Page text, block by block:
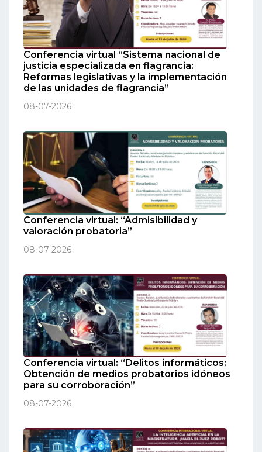
Conferencia virtual “Sistema nacional de
justicia especializada en flagrancia:
Reformas legislativas y la implementación
de las unidades de flagrancia”
08-07-2026
Conferencia virtual: “Admisibilidad y
valoración probatoria”
08-07-2026
Conferencia virtual: “Delitos informáticos:
Obtención de medios probatorios idóneos
para su corroboración”
08-07-2026